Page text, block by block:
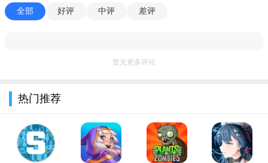
4、连胜玩法
模式赢取至多15倍的奖励。
区域越近，越可以获得更多的奖励！
6、徽章机制
全部 好评 中评 差评
暂无更多评论
热门推荐